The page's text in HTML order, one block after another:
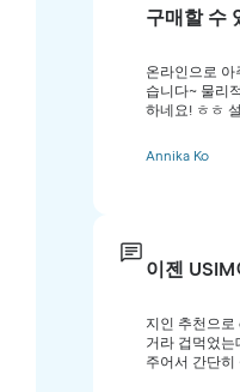
구매할 수
온라인으로 아
습니다~ 물리
하네요! ㅎㅎ
Annika Ko
이젠
지인 추천으로
거라 겁먹었는
주어서 간단히